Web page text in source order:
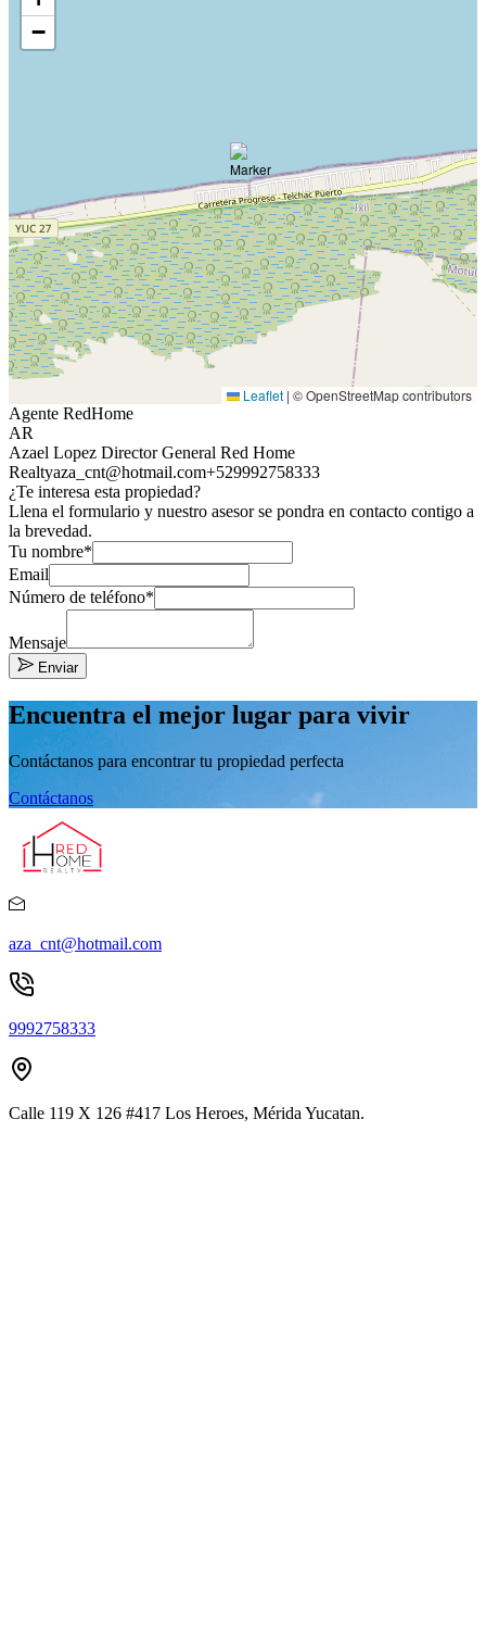
−
Leaflet | © OpenStreetMap contributors
Agente RedHome
AR
Azael Lopez Director General Red Home
Realtyaza_cnt@hotmail.com+529992758333
¿Te interesa esta propiedad?
Llena el formulario y nuestro asesor se pondra en contacto contigo a
la brevedad.
Tu nombre*
Email
Número de teléfono*
Mensaje
Enviar
Encuentra el mejor lugar para vivir
Contáctanos para encontrar tu propiedad perfecta
Contáctanos
aza_cnt@hotmail.com
9992758333
Calle 119 X 126 #417 Los Heroes, Mérida Yucatan.